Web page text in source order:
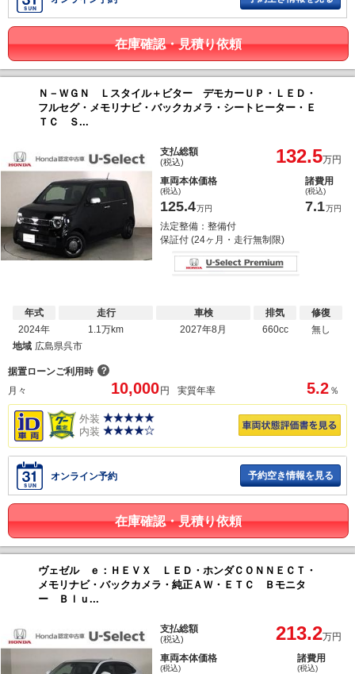
在庫確認・見積り依頼
Ｎ－ＷＧＮ Ｌスタイル＋ビター デモカーＵＰ・ＬＥＤ・
フルセグ・メモリナビ・バックカメラ・シートヒーター・Ｅ
ＴＣ Ｓ...
支払総額
(税込) 132.5万円
車両本体価格
(税込)
125.4万円
諸費用
(税込)
7.1万円
法定整備：整備付
保証付 (24ヶ月・走行無制限)
年式
2024年
走行
1.1万km
車検
2027年8月
排気
660cc
修復
無し
地域 広島県呉市
据置ローンご利用時 ？
月々
10,000 円 実質年率 5.2 ％
外装
内装
オンライン予約 予約空き情報を見る
在庫確認・見積り依頼
ヴェゼル ｅ：ＨＥＶＸ ＬＥＤ・ホンダＣＯＮＮＥＣＴ・
メモリナビ・バックカメラ・純正ＡＷ・ＥＴＣ Ｂモニタ
ー Ｂｌｕ...
支払総額
(税込) 213.2万円
車両本体価格
(税込)
諸費用
(税込)